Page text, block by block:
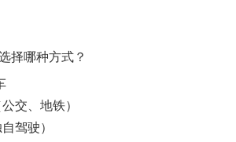
择哪种方式？
交、地铁）
驾驶）